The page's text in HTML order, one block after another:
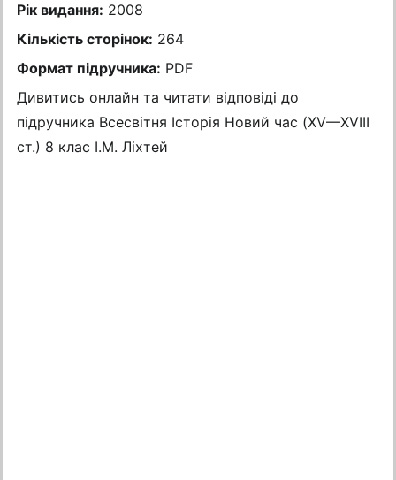
Рік видання: 2008
Кількість сторінок: 264
Формат підручника: PDF
Дивитись онлайн та читати відповіді до
підручника Всесвітня Історія Новий час (XV—XVIII
ст.) 8 клас І.М. Ліхтей